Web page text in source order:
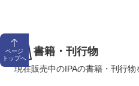
ページ
トップへ
書籍・刊行物
現在販売中のIPAの書籍・刊行物